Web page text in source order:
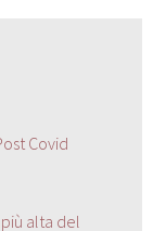
Covid
alta del